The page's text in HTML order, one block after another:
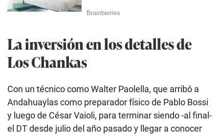
La inversión en los detalles de
Los Chankas
Con un técnico como Walter Paolella, que arribó a
Andahuaylas como preparador físico de Pablo Bossi
y luego de César Vaioli, para terminar siendo -al final-
el DT desde julio del año pasado y llegar a conocer